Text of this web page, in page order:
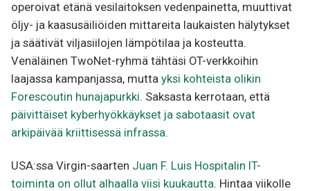
operoivat etänä vesilaitoksen vedenpainetta, muuttivat
öljy- ja kaasusäiliöiden mittareita laukaisten hälytykset
ja säätivät viljasiilojen lämpötilaa ja kosteutta.
Venäläinen TwoNet-ryhmä tähtäsi OT-verkkoihin
laajassa kampanjassa, mutta yksi kohteista olikin
Forescoutin hunajapurkki. Saksasta kerrotaan, että
päivittäiset kyberhyökkäykset ja sabotaasit ovat
arkipäivää kriittisessä infrassa.
USA:ssa Virgin-saarten Juan F. Luis Hospitalin IT-
toiminta on ollut alhaalla viisi kuukautta. Hintaa viikolle